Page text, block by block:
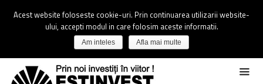
Acest website foloseste cookie-uri. Prin continuarea utilizarii website-
ului, accepti modul in care folosim aceste informatii.
Am inteles Afla mai multe